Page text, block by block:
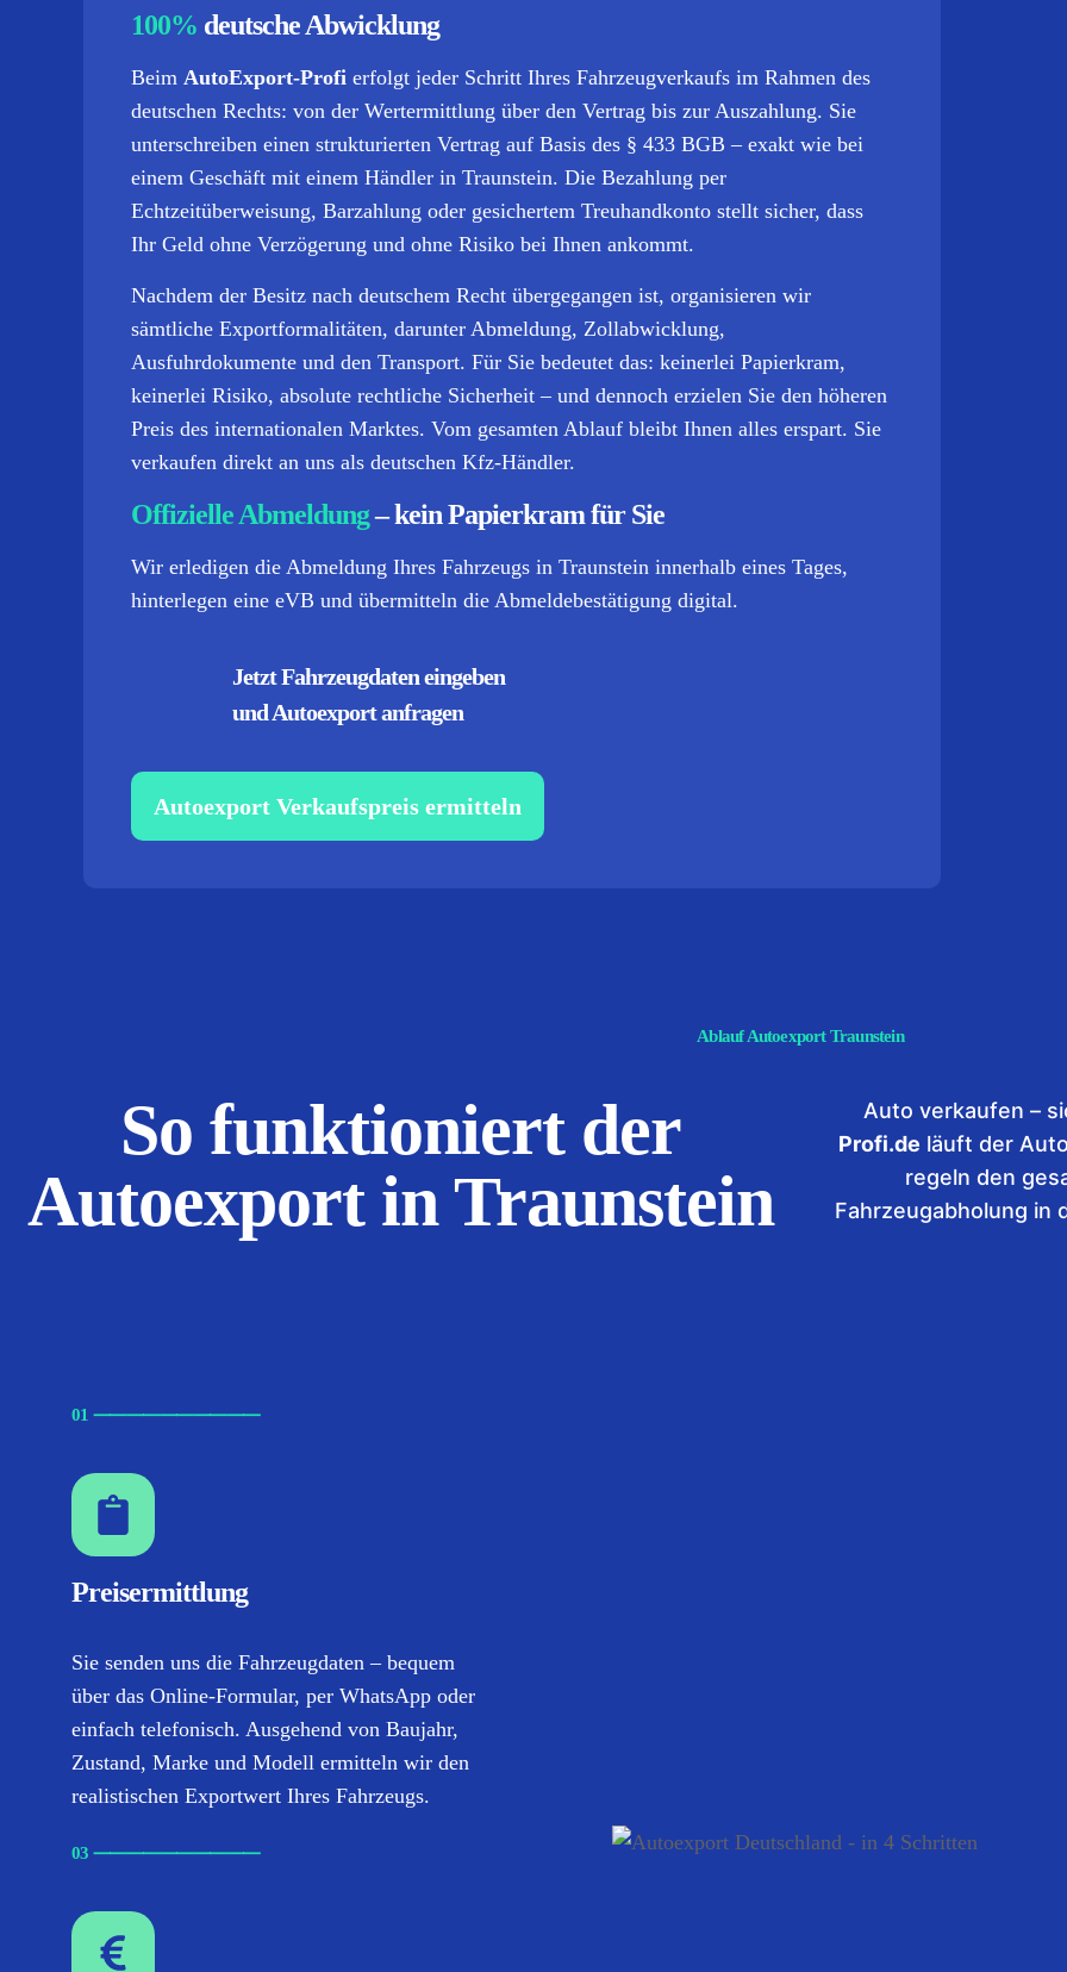
100% deutsche Abwicklung
Beim AutoExport-Profi erfolgt jeder Schritt Ihres Fahrzeugverkaufs im Rahmen des
deutschen Rechts: von der Wertermittlung über den Vertrag bis zur Auszahlung. Sie
unterschreiben einen strukturierten Vertrag auf Basis des § 433 BGB – exakt wie bei
einem Geschäft mit einem Händler in Traunstein. Die Bezahlung per
Echtzeitüberweisung, Barzahlung oder gesichertem Treuhandkonto stellt sicher, dass
Ihr Geld ohne Verzögerung und ohne Risiko bei Ihnen ankommt.
Nachdem der Besitz nach deutschem Recht übergegangen ist, organisieren wir
sämtliche Exportformalitäten, darunter Abmeldung, Zollabwicklung,
Ausfuhrdokumente und den Transport. Für Sie bedeutet das: keinerlei Papierkram,
keinerlei Risiko, absolute rechtliche Sicherheit – und dennoch erzielen Sie den höheren
Preis des internationalen Marktes. Vom gesamten Ablauf bleibt Ihnen alles erspart. Sie
verkaufen direkt an uns als deutschen Kfz-Händler.
Offizielle Abmeldung– kein Papierkram für Sie
Wir erledigen die Abmeldung Ihres Fahrzeugs in Traunstein innerhalb eines Tages,
hinterlegen eine eVB und übermitteln die Abmeldebestätigung digital.
Jetzt Fahrzeugdaten eingeben
und Autoexport anfragen
Autoexport Verkaufspreis ermitteln
Ablauf Autoexport Traunstein
So funktioniert der
Autoexport in Traunstein
Auto verkaufen –
Profi.de läuft der
regeln den
Fahrzeugabholung in
01 ⸺⸺⸺⸺⸺
Preisermittlung
Sie senden uns die Fahrzeugdaten – bequem
über das Online-Formular, per WhatsApp oder
einfach telefonisch. Ausgehend von Baujahr,
Zustand, Marke und Modell ermitteln wir den
realistischen Exportwert Ihres Fahrzeugs.
03 ⸺⸺⸺⸺⸺